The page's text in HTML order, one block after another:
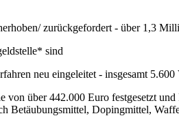
zurückgefordert - über 1,3
sind
neu eingeleitet - insgesamt 5.600
über 442.000 Euro festgesetzt
Betäubungsmittel, Dopingmittel,